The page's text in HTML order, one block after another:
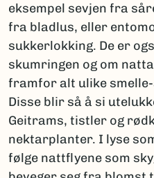
eksempel sevjen fra
fra bladlus, eller
sukkerlokking. De er
skumringen og om
framfor alt ulike
Disse blir så å si
Geitrams, tistler og
nektarplanter. I lyse
følge nattflyene som